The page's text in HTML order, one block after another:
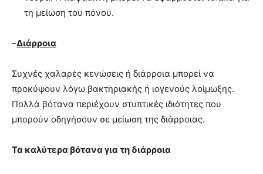
τη μείωση του πόνου.
–Διάρροια
Συχνές χαλαρές κενώσεις ή διάρροια μπορεί να
προκύψουν λόγω βακτηριακής ή ιογενούς λοίμωξης.
Πολλά βότανα περιέχουν στυπτικές ιδιότητες που
μπορούν οδηγήσουν σε μείωση της διάρροιας.
Τα καλύτερα βότανα για τη διάρροια